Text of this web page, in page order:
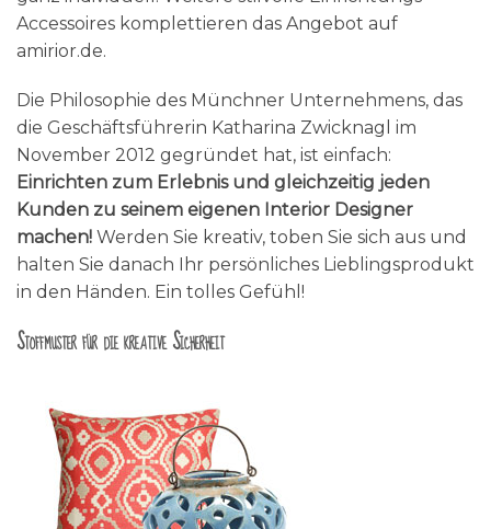
Accessoires komplettieren das Angebot auf
amirior.de.
Die Philosophie des Münchner Unternehmens, das
die Geschäftsführerin Katharina Zwicknagl im
November 2012 gegründet hat, ist einfach:
Einrichten zum Erlebnis und gleichzeitig jeden
Kunden zu seinem eigenen Interior Designer
machen! Werden Sie kreativ, toben Sie sich aus und
halten Sie danach Ihr persönliches Lieblingsprodukt
in den Händen. Ein tolles Gefühl!
Stoffmuster für die kreative Sicherheit